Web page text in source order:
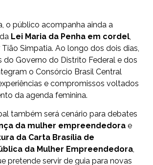
o público acompanha ainda a
Lei Maria da Penha em cordel,
Simpatia. Ao longo dos dois dias,
do Governo do Distrito Federal e dos
o Consórcio Brasil Central
e compromissos voltados
da agenda feminina.
também será cenário para debates
da mulher empreendedora e
da Carta Brasília de
da Mulher Empreendedora,
pretende servir de guia para novas